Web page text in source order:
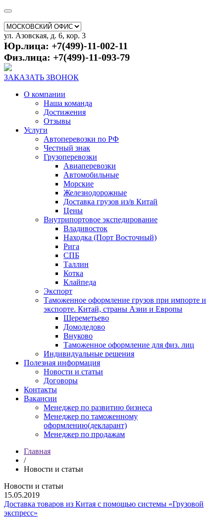
ул. Азовская, д. 6, кор. 3
Юр.лица: +7(499)-11-002-11
Физ.лица: +7(499)-11-093-79
ЗАКАЗАТЬ ЗВОНОК
О компании
Наша команда
Достижения
Отзывы
Услуги
Автоперевозки по РФ
Честный знак
Грузоперевозки
Авиаперевозки
Автомобильные
Морские
Железнодорожные
Доставка грузов из/в Китай
Цены
Внутрипортовое экспедирование
Владивосток
Находка (Порт Восточный)
Рига
СПБ
Таллин
Котка
Клайпеда
Экспорт
Таможенное оформление грузов при импорте и
экспорте. Китай, страны Азии и Европы
Шереметьево
Домодедово
Внуково
Таможенное оформление для физ. лиц
Индивидуальные решения
Полезная информация
Новости и статьи
Договоры
Контакты
Вакансии
Менеджер по развитию бизнеса
Менеджер по таможенному
оформлению(декларант)
Менеджер по продажам
Главная
/
Новости и статьи
Новости и статьи
15.05.2019
Доставка товаров из Китая с помощью системы «Грузовой
экспресс»